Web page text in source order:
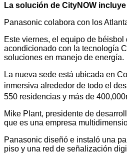
La solución de CityNOW
Panasonic colabora con los
Este viernes, el equipo de
acondicionado con la tecnología
soluciones en manejo de energía.
La nueva sede está ubicada en
inmersiva alrededor de todo el
550 residencias y más de
Mike Plant, presidente de
que es una empresa
Panasonic diseñó e instaló una
piso y una red de señalización